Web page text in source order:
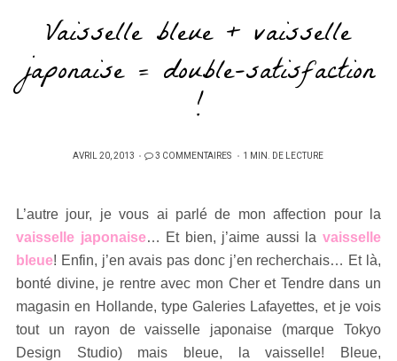
Vaisselle bleue + vaisselle
japonaise = double-satisfaction
!
PUBLIÉ
AVRIL 20, 2013 3 COMMENTAIRES 1 MIN. DE LECTURE
L’autre jour, je vous ai parlé de mon affection pour la
vaisselle japonaise… Et bien, j’aime aussi lavaisselle
bleue! Enfin, j’en avais pas donc j’en recherchais… Et là,
bonté divine, je rentre avec mon Cher et Tendre dans un
magasin en Hollande, type Galeries Lafayettes, et je vois
tout un rayon de vaisselle japonaise (marque Tokyo
Design Studio) mais bleue, la vaisselle! Bleue,